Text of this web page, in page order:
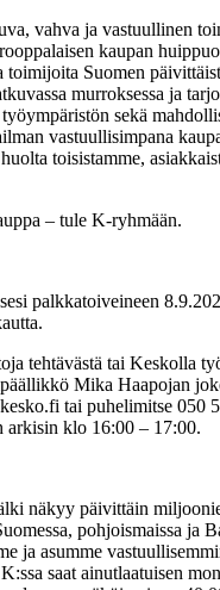
vahva ja vastuullinen
kaupan
Suomen
murroksessa ja
sekä
vastuullisimpana
toisistamme,
– tule K-ryhmään.
palkkatoiveineen
tehtävästä tai Keskolla
Mika Haapojan
tai puhelimitse 050
arkisin klo 16:00 – 17:00.
näkyy päivittäin
pohjoismaissa ja
ja asumme
saat ainutlaatuisen